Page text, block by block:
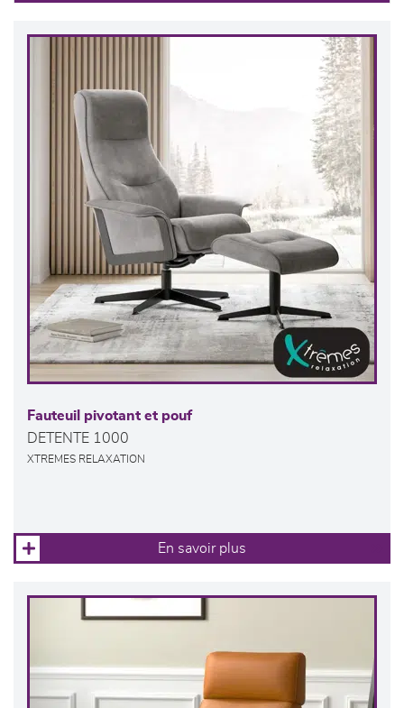
Fauteuil pivotant et pouf
DETENTE 1000
XTREMES RELAXATION
En savoir plus